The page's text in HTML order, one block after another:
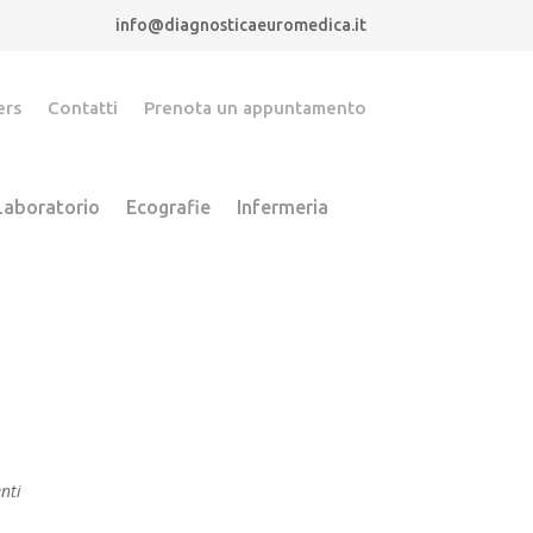
info@diagnosticaeuromedica.it
Contatti Prenota un appuntamento
Ecografie
Infermeria